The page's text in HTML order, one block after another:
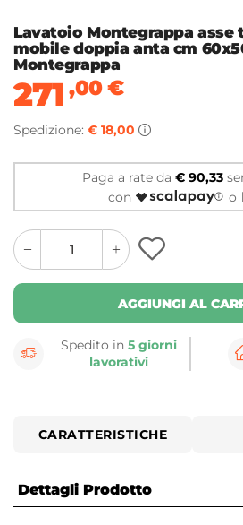
Lavatoio Montegrappa
mobile doppia anta cm
Montegrappa
271,00€
Spedizione: € 18,00
Paga a rate da € 90,33
con
o
quantity
button
quantity
minus
button
AGGIUNGI AL
Spedito in5 giorni
lavorativi
CARATTERISTICHE
Dettagli Prodotto